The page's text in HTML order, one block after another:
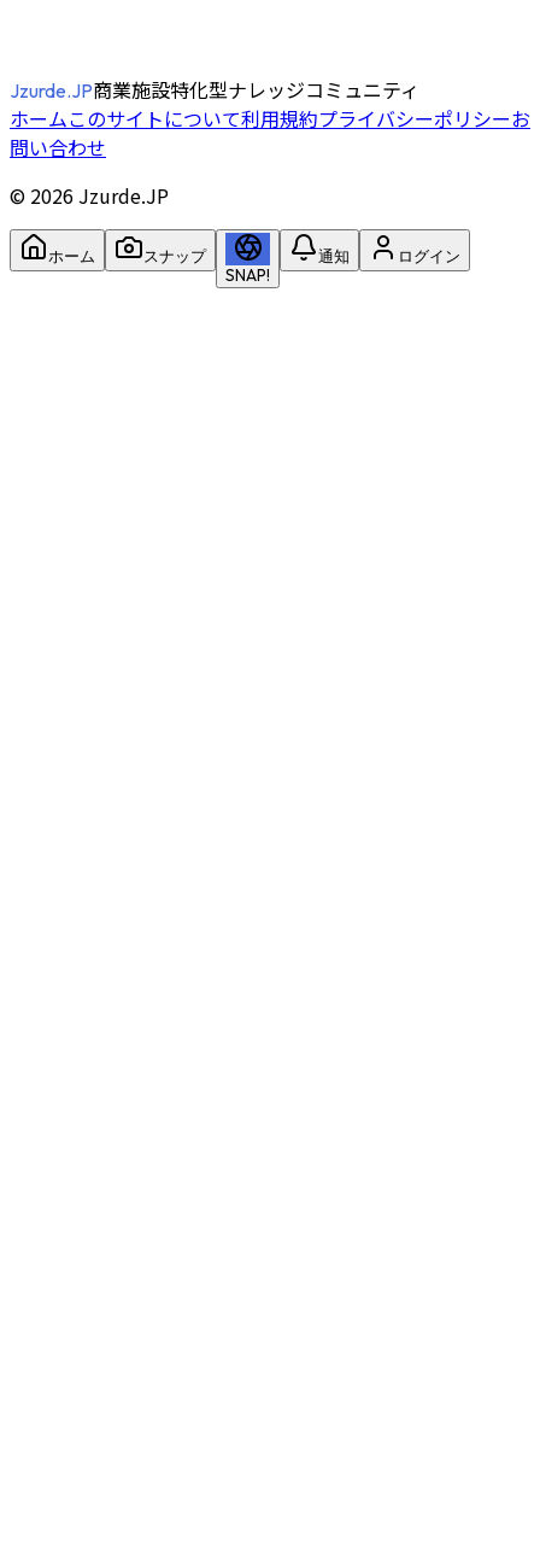
Jzurde.JP商業施設特化型ナレッジコミュニティ
ホームこのサイトについて利用規約プライバシーポリシーお
問い合わせ
© 2026 Jzurde.JP
ホーム スナップ
SNAP!
通知 ログイン